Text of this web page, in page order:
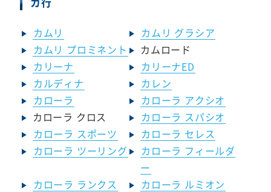
カムリ
カムリ グラシア
カムリ プロミネント
カムロード
カリーナ
カリーナED
カルディナ
カレン
カローラ
カローラ アクシオ
カローラ クロス
カローラ スパシオ
カローラ スポーツ
カローラ セレス
カローラ ツーリング
カローラ フィールダ
ー
カローラ ランクス
カローラ ルミオン